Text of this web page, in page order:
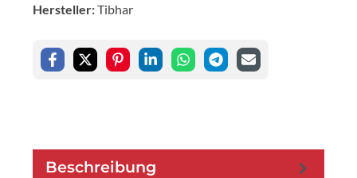
Hersteller:Tibhar
Beschreibung